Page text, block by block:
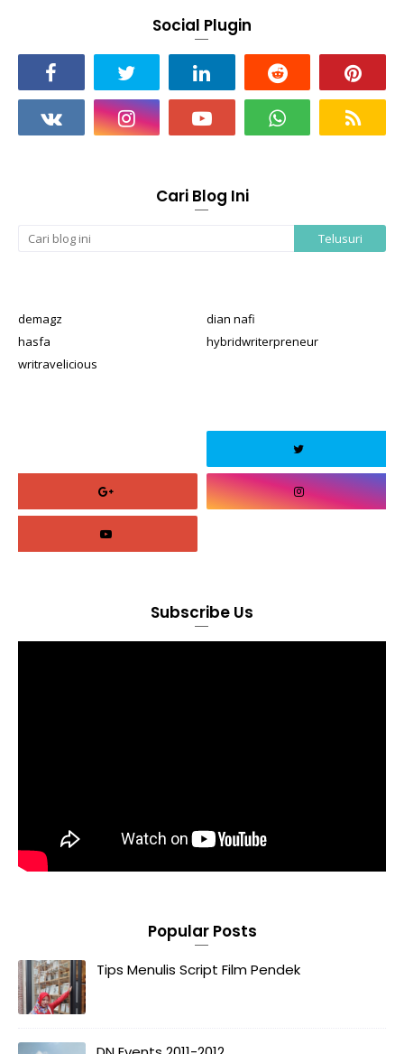
Social Plugin
Cari Blog Ini
demagz
dian nafi
hasfa
hybridwriterpreneur
writravelicious
Subscribe Us
Popular Posts
Tips Menulis Script Film Pendek